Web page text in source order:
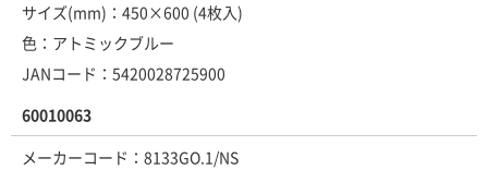
サイズ(mm)：450×600 (4枚入)
色：アトミックブルー
JANコード：5420028725900
60010063
メーカーコード：8133GO.1/NS